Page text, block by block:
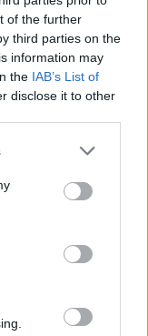
of the further
third parties on the
information may
the IAB’s List of
disclose it to other
26 JUNI, 2014